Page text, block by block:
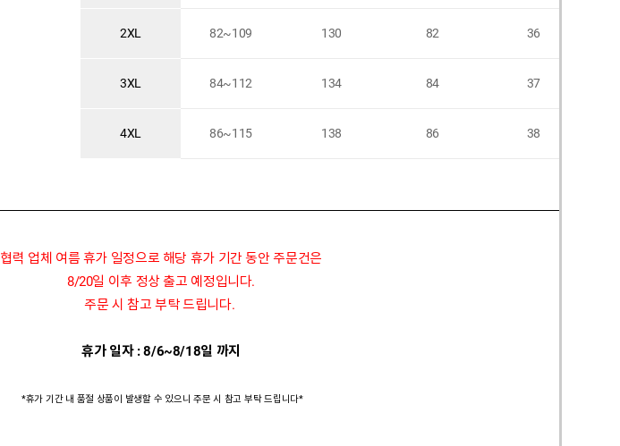
2XL 82~109 130 82 36
3XL 84~112 134 84 37
4XL 86~115 138 86 38
협력 업체 여름 휴가 일정으로 해당 휴가 기간 동안 주문건은
8/20일 이후 정상 출고 예정입니다.
주문 시 참고 부탁 드립니다.
휴가 일자 : 8/6~8/18일 까지
*휴가 기간 내 품절 상품이 발생할 수 있으니 주문 시 참고 부탁 드립니다*